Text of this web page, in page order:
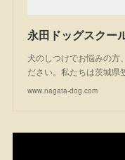
犬のしつけでお悩みの方
ださい。私たちは茨城県
www.nagata-dog.com